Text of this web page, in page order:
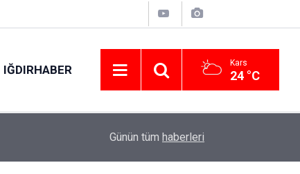
IĞDIRHABER Kars
24 °C
çağrısı yaptı
Günün tüm haberleri